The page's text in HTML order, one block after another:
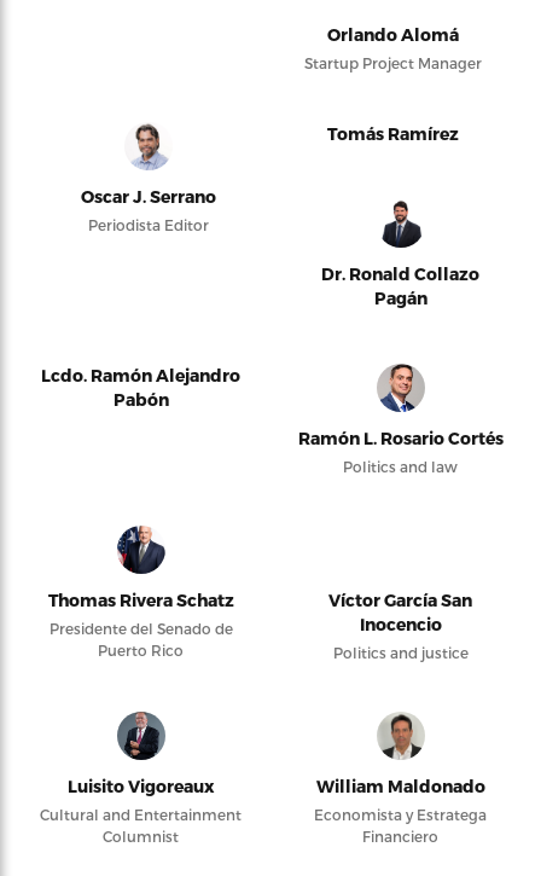
Orlando Alomá
Startup Project Manager
Oscar J. Serrano
Periodista Editor
Tomás Ramírez
Dr. Ronald Collazo
Pagán
Lcdo. Ramón Alejandro
Pabón
Ramón L. Rosario Cortés
Politics and law
Thomas Rivera Schatz
Presidente del Senado de
Puerto Rico
Víctor García San
Inocencio
Politics and justice
Luisito Vigoreaux
Cultural and Entertainment
Columnist
William Maldonado
Economista y Estratega
Financiero